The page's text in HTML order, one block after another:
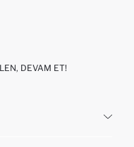
DEVAM ET!